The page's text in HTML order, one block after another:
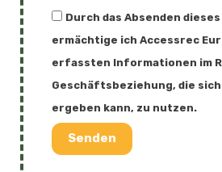
Durch das Absenden
ermächtige ich Accessrec
erfassten Informationen im
Geschäftsbeziehung, die sich
ergeben kann, zu nutzen.
Senden